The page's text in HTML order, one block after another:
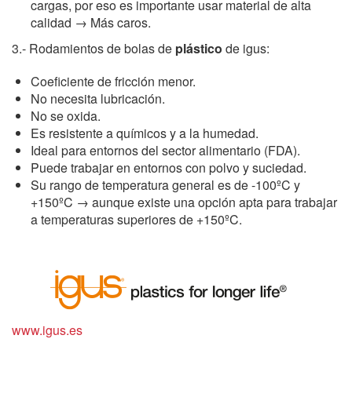
cargas, por eso es importante usar material de alta
calidad → Más caros.
3.- Rodamientos de bolas de plástico de igus:
Coeficiente de fricción menor.
No necesita lubricación.
No se oxida.
Es resistente a químicos y a la humedad.
Ideal para entornos del sector alimentario (FDA).
Puede trabajar en entornos con polvo y suciedad.
Su rango de temperatura general es de -100ºC y
+150ºC → aunque existe una opción apta para trabajar
a temperaturas superiores de +150ºC.
www.igus.es